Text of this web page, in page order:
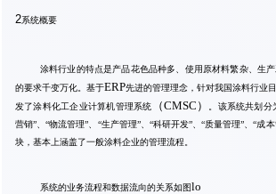
2系统概要
涂料行业的特点是产品花色品种多、使用原材料繁杂、生
的要求千变万化。基于ERP先进的管理理念，针对我国涂料行业
发了涂料化工企业计算机管理系统
（CMSC） 。该系统共划分
营销” 、“物流管理” “生产管理”、 “科研开发” 、“质量管理” 、“成
块，基本上涵盖了一般涂料企业的管理流程。
系统的业务流程和数据流向的关系如图lo